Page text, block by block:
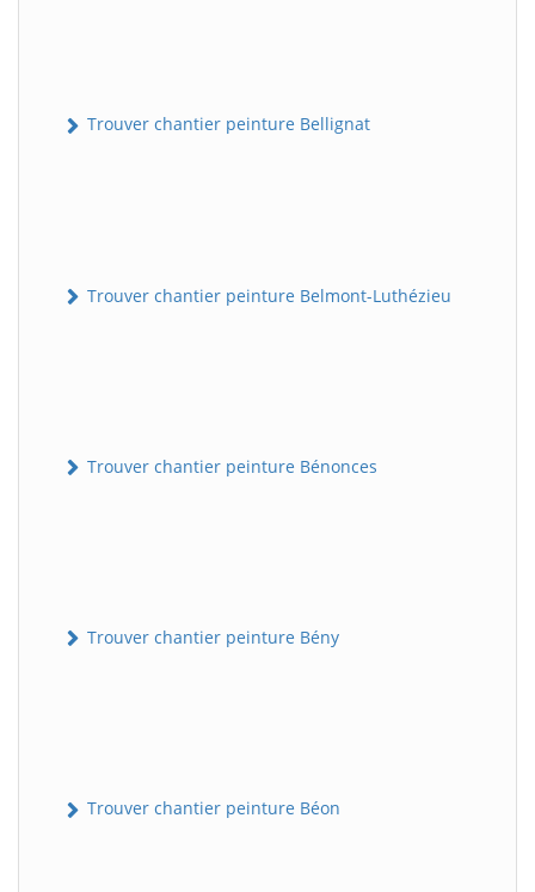
Trouver chantier peinture Bellignat
Trouver chantier peinture Belmont-Luthézieu
Trouver chantier peinture Bénonces
Trouver chantier peinture Bény
Trouver chantier peinture Béon